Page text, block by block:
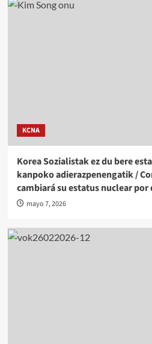
KCNA
Korea Sozialistak ez du bere
kanpoko adierazpenengatik /
cambiará su estatus nuclear
mayo 7, 2026